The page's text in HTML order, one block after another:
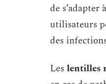
de
utilisateurs
des
Les lentilles